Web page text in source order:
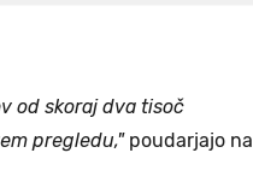
od skoraj dva tisoč
pregledu," poudarjajo na